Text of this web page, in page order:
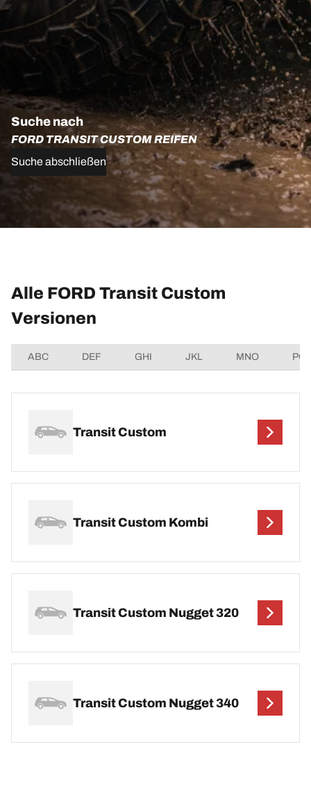
Suche nach
FORD TRANSIT CUSTOM REIFEN
Suche abschließen
Alle FORD Transit Custom
Versionen
ABC DEF GHI JKL MNO
Transit Custom
Transit Custom Kombi
Transit Custom Nugget 320
Transit Custom Nugget 340